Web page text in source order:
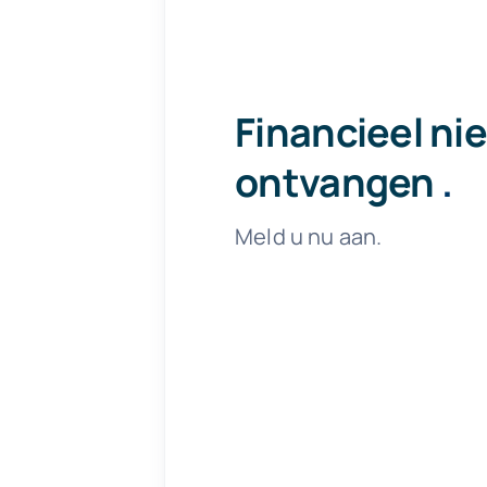
Financieel
ontvangen .
Meld u nu aan.